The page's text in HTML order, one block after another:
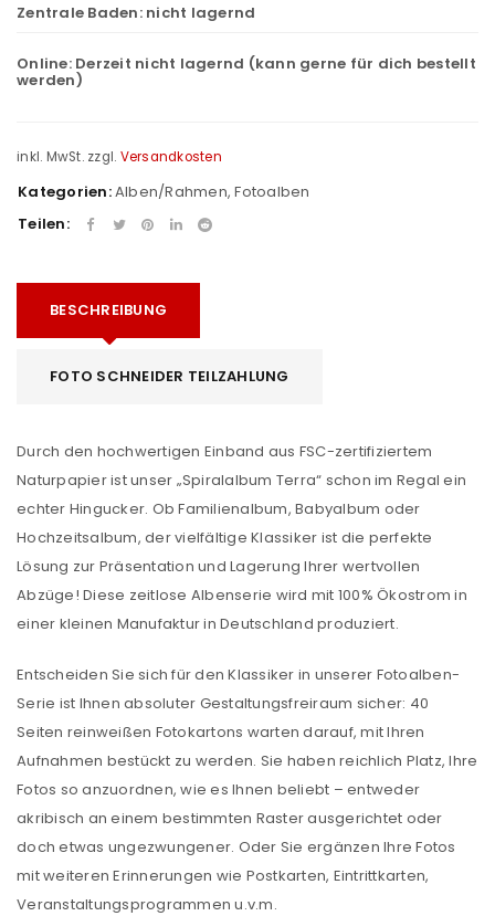
Zentrale Baden: nicht lagernd
Online: Derzeit nicht lagernd (kann gerne für dich bestellt
werden)
inkl. MwSt. zzgl. Versandkosten
Kategorien:Alben/Rahmen,Fotoalben
Teilen:
BESCHREIBUNG
FOTO SCHNEIDER TEILZAHLUNG
Durch den hochwertigen Einband aus FSC-zertifiziertem
Naturpapier ist unser „Spiralalbum Terra“ schon im Regal ein
echter Hingucker. Ob Familienalbum, Babyalbum oder
Hochzeitsalbum, der vielfältige Klassiker ist die perfekte
Lösung zur Präsentation und Lagerung Ihrer wertvollen
Abzüge! Diese zeitlose Albenserie wird mit 100% Ökostrom in
einer kleinen Manufaktur in Deutschland produziert.
Entscheiden Sie sich für den Klassiker in unserer Fotoalben-
Serie ist Ihnen absoluter Gestaltungsfreiraum sicher: 40
Seiten reinweißen Fotokartons warten darauf, mit Ihren
Aufnahmen bestückt zu werden. Sie haben reichlich Platz, Ihre
Fotos so anzuordnen, wie es Ihnen beliebt – entweder
akribisch an einem bestimmten Raster ausgerichtet oder
doch etwas ungezwungener. Oder Sie ergänzen Ihre Fotos
mit weiteren Erinnerungen wie Postkarten, Eintrittkarten,
Veranstaltungsprogrammen u.v.m.